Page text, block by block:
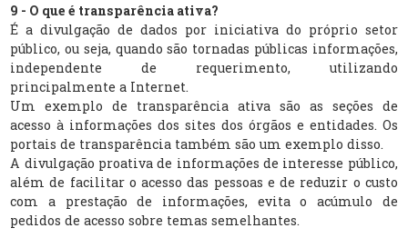
9 - O que é transparência ativa?
É a divulgação de dados por iniciativa do próprio setor
público, ou seja, quando são tornadas públicas informações,
independente de requerimento, utilizando
principalmente a Internet.
Um exemplo de transparência ativa são as seções de
acesso à informações dos sites dos órgãos e entidades. Os
portais de transparência também são um exemplo disso.
A divulgação proativa de informações de interesse público,
além de facilitar o acesso das pessoas e de reduzir o custo
com a prestação de informações, evita o acúmulo de
pedidos de acesso sobre temas semelhantes.